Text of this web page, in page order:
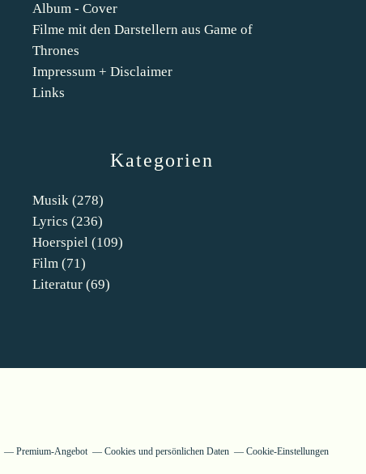
Kategorien
Musik (278)
Lyrics (236)
Hoerspiel (109)
Film (71)
Literatur (69)
Album - Cover
Filme mit den Darstellern aus Game of
Thrones
Impressum + Disclaimer
Links
Premium-Angebot Cookies und persönlichen Daten Cookie-Einstellungen